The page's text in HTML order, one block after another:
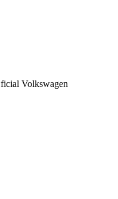
Volkswagen